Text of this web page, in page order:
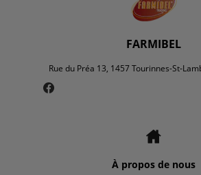
FARMIBEL
Rue du Préa 13, 1457 Tourinnes-St-
À propos de nous